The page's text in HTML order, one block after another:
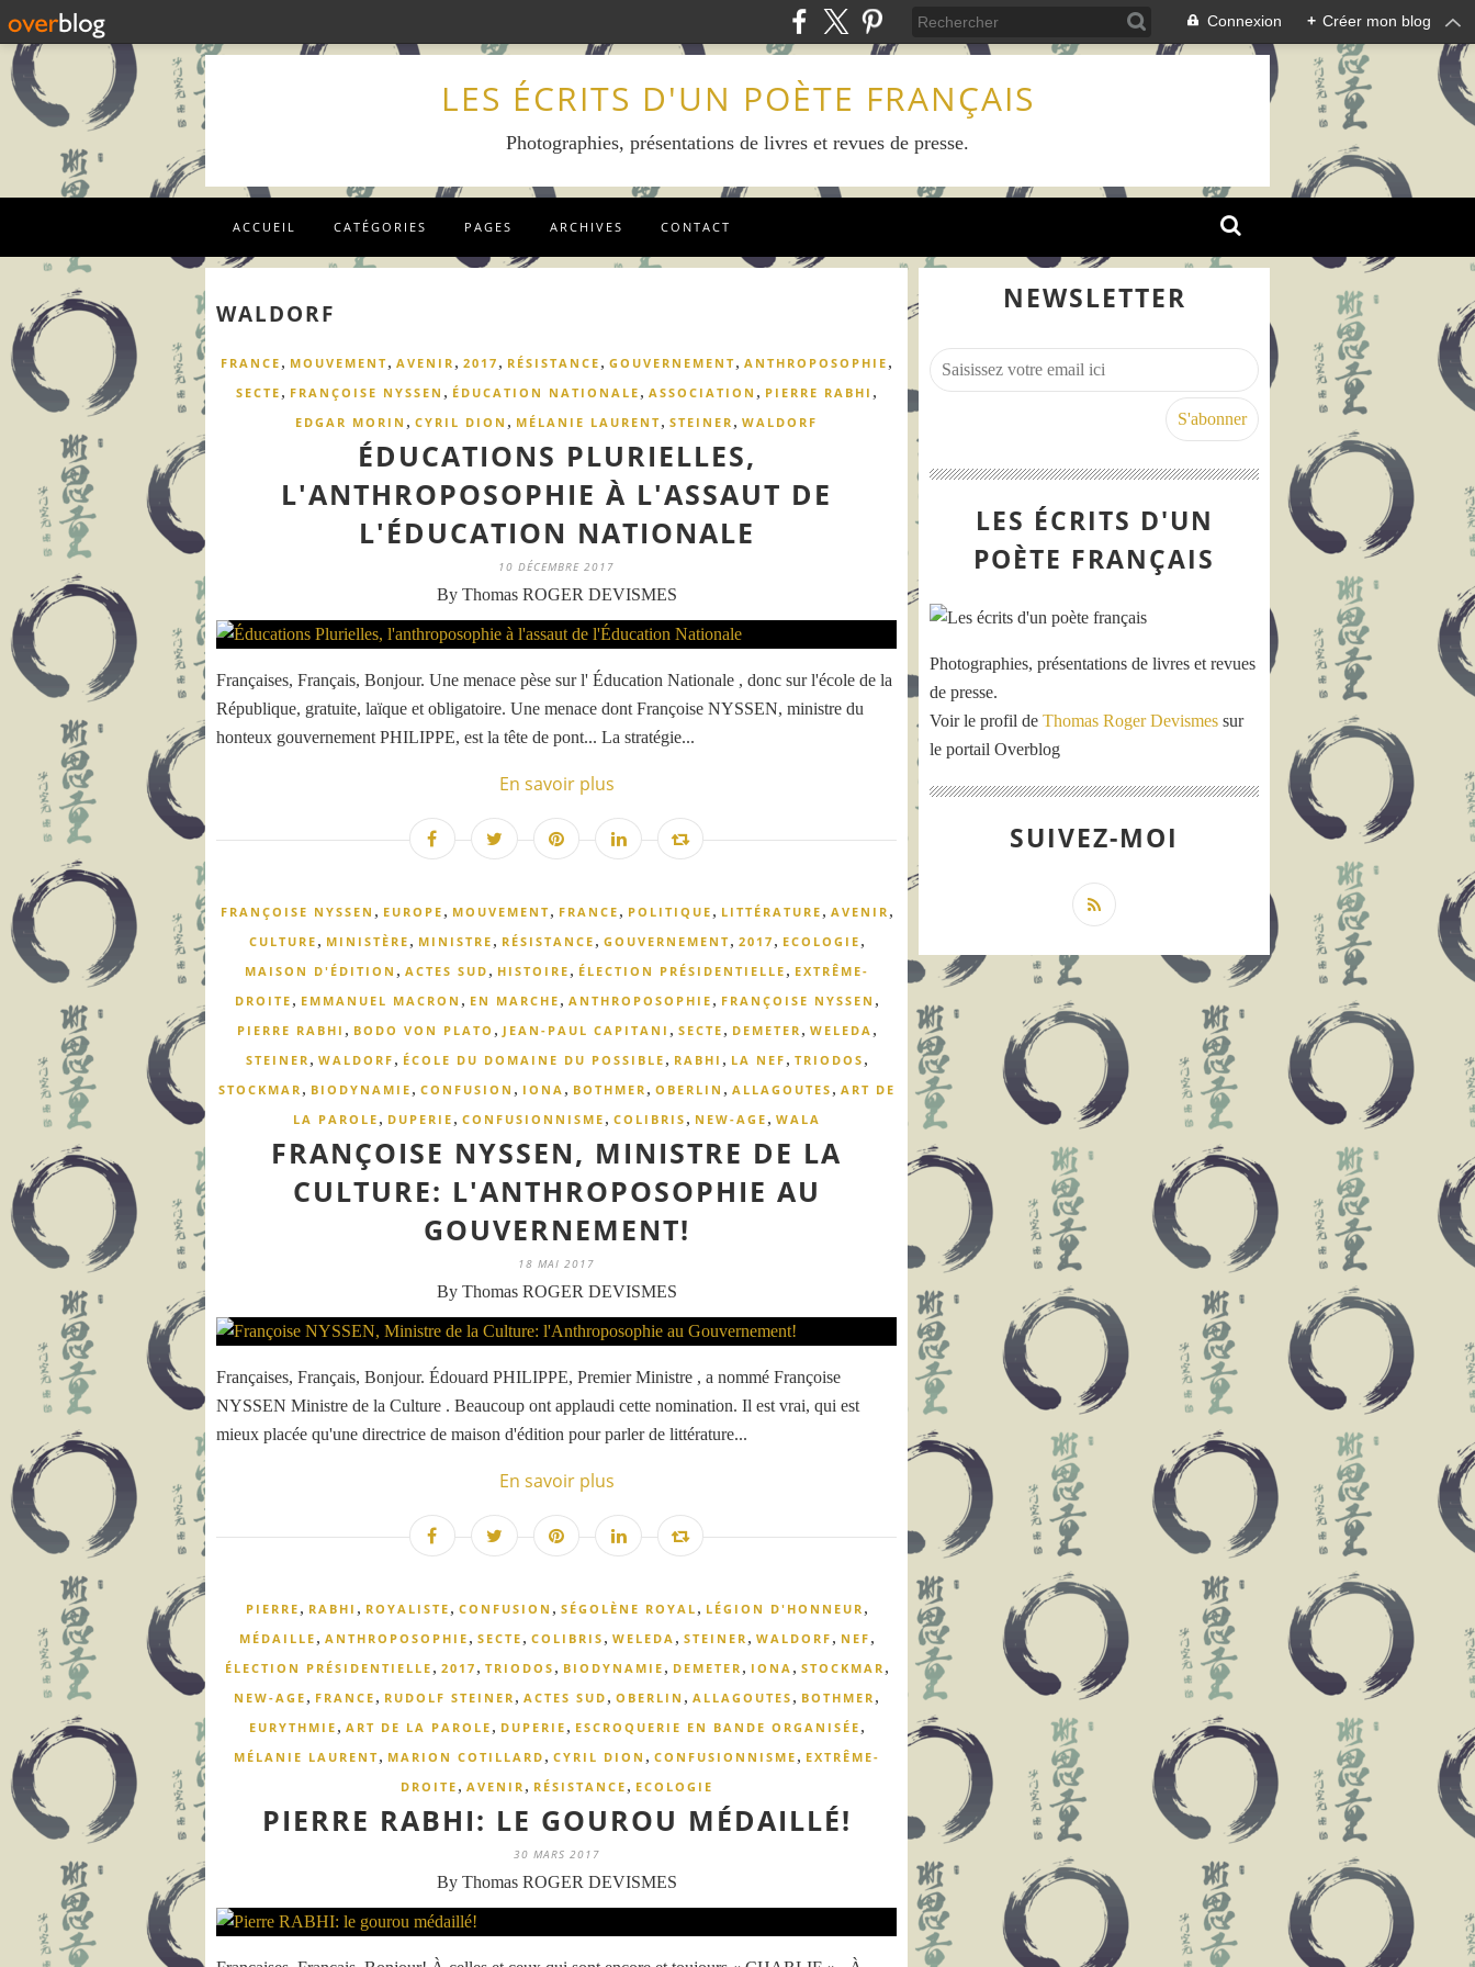
Connexion + Créer mon blog
LES ÉCRITS D'UN POÈTE FRANÇAIS
Photographies, présentations de livres et revues de presse.
ACCUEIL CATÉGORIES PAGES ARCHIVES CONTACT
WALDORF
FRANCE , MOUVEMENT, AVENIR , 2017 , RÉSISTANCE , GOUVERNEMENT, ANTHROPOSOPHIE ,
SECTE , FRANÇOISE NYSSEN , ÉDUCATION NATIONALE , ASSOCIATION , PIERRE RABHI ,
EDGAR MORIN , CYRIL DION , MÉLANIE LAURENT, STEINER , WALDORF
ÉDUCATIONS PLURIELLES,
L'ANTHROPOSOPHIE À L'ASSAUT DE
L'ÉDUCATION NATIONALE
10 DÉCEMBRE 2017
By Thomas ROGER DEVISMES
Françaises, Français, Bonjour. Une menace pèse sur l' Éducation Nationale , donc sur l'école de la
République, gratuite, laïque et obligatoire. Une menace dont Françoise NYSSEN, ministre du
honteux gouvernement PHILIPPE, est la tête de pont... La stratégie...
En savoir plus
FRANÇOISE NYSSEN , EUROPE , MOUVEMENT, FRANCE , POLITIQUE , LITTÉRATURE , AVENIR ,
CULTURE , MINISTÈRE , MINISTRE , RÉSISTANCE , GOUVERNEMENT, 2017 , ECOLOGIE ,
MAISON D'ÉDITION , ACTES SUD , HISTOIRE , ÉLECTION PRÉSIDENTIELLE , EXTRÊME-
DROITE , EMMANUEL MACRON , EN MARCHE , ANTHROPOSOPHIE , FRANÇOISE NYSSEN ,
PIERRE RABHI , BODO VON PLATO , JEAN-PAUL CAPITANI , SECTE , DEMETER , WELEDA ,
STEINER , WALDORF , ÉCOLE DU DOMAINE DU POSSIBLE , RABHI , LA NEF , TRIODOS ,
STOCKMAR , BIODYNAMIE , CONFUSION , IONA , BOTHMER , OBERLIN , ALLAGOUTES , ART DE
LA PAROLE , DUPERIE , CONFUSIONNISME , COLIBRIS , NEW-AGE , WALA
FRANÇOISE NYSSEN, MINISTRE DE LA
CULTURE: L'ANTHROPOSOPHIE AU
GOUVERNEMENT!
18 MAI 2017
By Thomas ROGER DEVISMES
Françaises, Français, Bonjour. Édouard PHILIPPE, Premier Ministre , a nommé Françoise
NYSSEN Ministre de la Culture . Beaucoup ont applaudi cette nomination. Il est vrai, qui est
mieux placée qu'une directrice de maison d'édition pour parler de littérature...
En savoir plus
PIERRE , RABHI , ROYALISTE , CONFUSION , SÉGOLÈNE ROYAL , LÉGION D'HONNEUR ,
MÉDAILLE , ANTHROPOSOPHIE , SECTE , COLIBRIS , WELEDA , STEINER , WALDORF , NEF ,
ÉLECTION PRÉSIDENTIELLE , 2017 , TRIODOS , BIODYNAMIE , DEMETER , IONA , STOCKMAR ,
NEW-AGE , FRANCE , RUDOLF STEINER , ACTES SUD , OBERLIN , ALLAGOUTES , BOTHMER ,
EURYTHMIE , ART DE LA PAROLE , DUPERIE , ESCROQUERIE EN BANDE ORGANISÉE ,
MÉLANIE LAURENT, MARION COTILLARD , CYRIL DION , CONFUSIONNISME , EXTRÊME-
DROITE , AVENIR , RÉSISTANCE , ECOLOGIE
PIERRE RABHI: LE GOUROU MÉDAILLÉ!
30 MARS 2017
By Thomas ROGER DEVISMES
NEWSLETTER
LES ÉCRITS D'UN
POÈTE FRANÇAIS
Photographies, présentations de livres et revues
de presse.
Voir le profil de Thomas Roger Devismes sur
le portail Overblog
SUIVEZ-MOI